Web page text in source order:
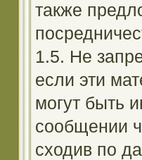
также
1.5. Не
если эти
могут быть
сообщении
сходив по